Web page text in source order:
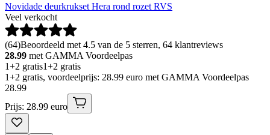
Novidade deurkrukset Hera rond rozet RVS
Veel verkocht
(64)Beoordeeld met 4.5 van de 5 sterren, 64 klantreviews
28.99 met GAMMA Voordeelpas
1+2 gratis1+2 gratis
1+2 gratis, voordeelprijs: 28.99 euro met GAMMA Voordeelpas
28.99
Prijs: 28.99 euro